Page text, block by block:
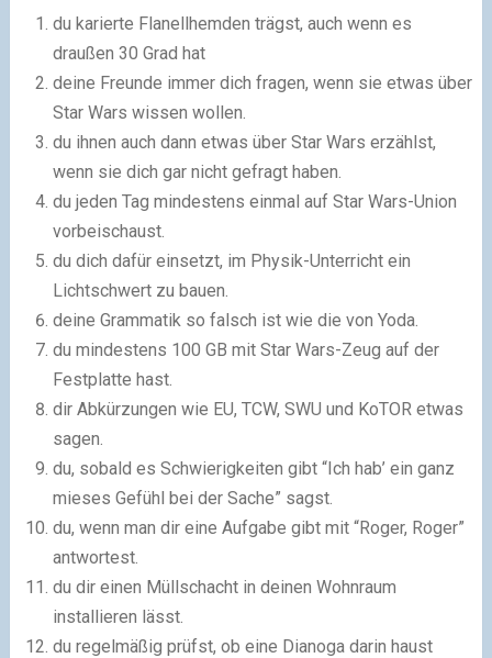
du karierte Flanellhemden trägst, auch wenn es
draußen 30 Grad hat
deine Freunde immer dich fragen, wenn sie etwas über
Star Wars wissen wollen.
du ihnen auch dann etwas über Star Wars erzählst,
wenn sie dich gar nicht gefragt haben.
du jeden Tag mindestens einmal auf Star Wars-Union
vorbeischaust.
du dich dafür einsetzt, im Physik-Unterricht ein
Lichtschwert zu bauen.
deine Grammatik so falsch ist wie die von Yoda.
du mindestens 100 GB mit Star Wars-Zeug auf der
Festplatte hast.
dir Abkürzungen wie EU, TCW, SWU und KoTOR etwas
sagen.
du, sobald es Schwierigkeiten gibt “Ich hab’ ein ganz
mieses Gefühl bei der Sache” sagst.
du, wenn man dir eine Aufgabe gibt mit “Roger, Roger”
antwortest.
du dir einen Müllschacht in deinen Wohnraum
installieren lässt.
du regelmäßig prüfst, ob eine Dianoga darin haust